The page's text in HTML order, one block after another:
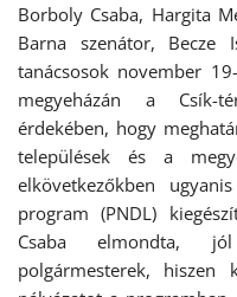
Borboly Csaba, Hargita
Barna szenátor, Becze
tanácsosok november
megyeházán a Csík-
érdekében, hogy
települések és a
elkövetkezőkben
program (PNDL)
Csaba elmondta,
polgármesterek,